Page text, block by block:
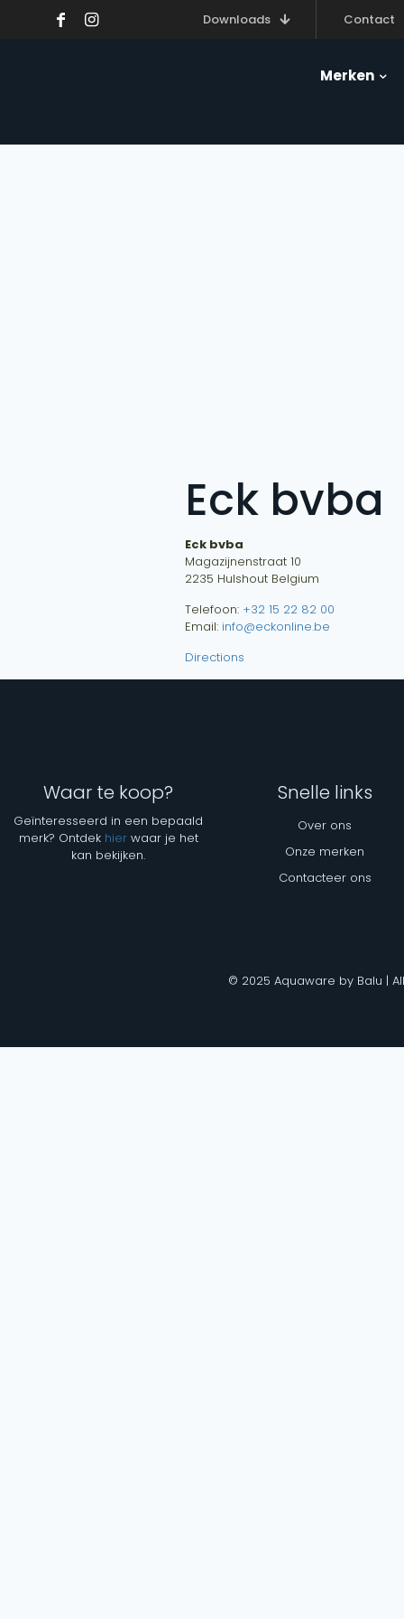
Downloads Contact
Merken
Eck bvba
Eck bvba
Magazijnenstraat 10
2235 Hulshout Belgium
Telefoon: +32 15 22 82 00
Email: info@eckonline.be
Directions
Waar te koop?
Geïnteresseerd in een bepaald
merk? Ontdek hierwaar je het
kan bekijken.
Snelle links
Over ons
Onze merken
Contacteer ons
© 2025 Aquaware by Balu |